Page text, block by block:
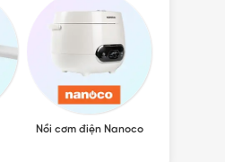
Nồi cơm điện Nanoco